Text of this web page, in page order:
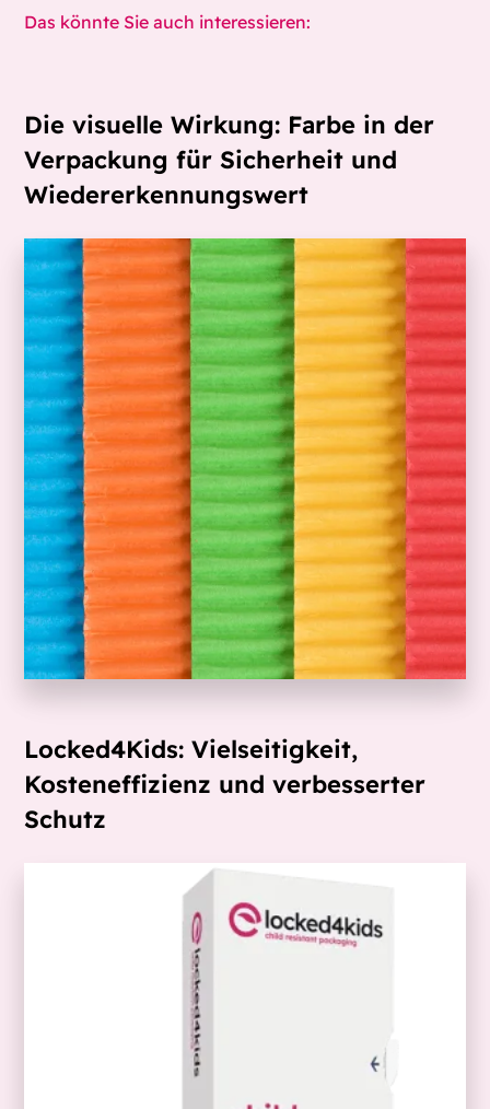
Das könnte Sie auch interessieren:
Die visuelle Wirkung: Farbe in der
Verpackung für Sicherheit und
Wiedererkennungswert
Locked4Kids: Vielseitigkeit,
Kosteneffizienz und verbesserter
Schutz